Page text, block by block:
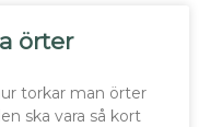
örter
torkar man örter
ska vara så kort